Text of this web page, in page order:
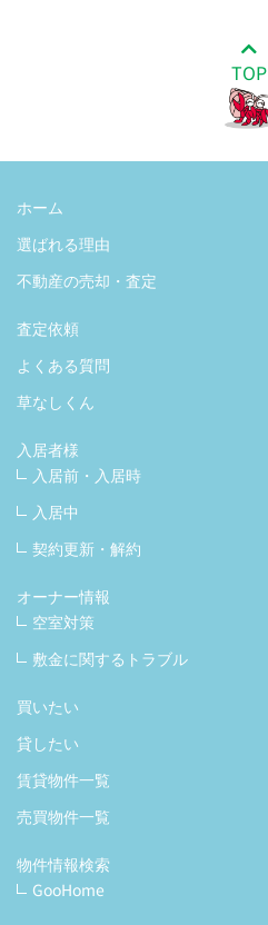
TOP
ホーム
選ばれる理由
不動産の売却・査定
査定依頼
よくある質問
草なしくん
入居者様
入居前・入居時
入居中
契約更新・解約
オーナー情報
空室対策
敷金に関するトラブル
買いたい
貸したい
賃貸物件一覧
売買物件一覧
物件情報検索
GooHome